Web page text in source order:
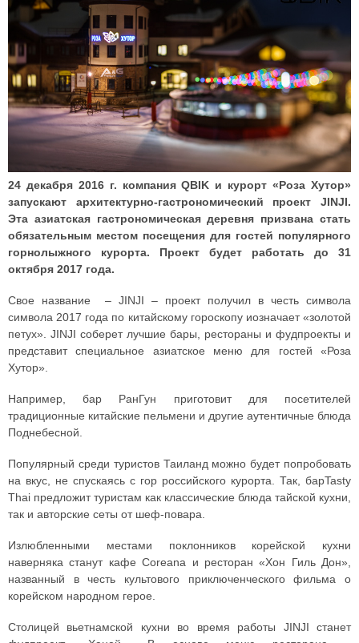
24 декабря 2016 г. компания QBIK и курорт «Роза Хутор»
запускают архитектурно-гастрономический проект JINJI.
Эта азиатская гастрономическая деревня призвана стать
обязательным местом посещения для гостей популярного
горнолыжного курорта. Проект будет работать до 31
октября 2017 года.
Свое название – JINJI – проект получил в честь символа
символа 2017 года по китайскому гороскопу иозначает «золотой
петух». JINJI соберет лучшие бары, рестораны и фудпроекты и
представит специальное азиатское меню для гостей «Роза
Хутор».
Например, бар РанГун приготовит для посетителей
традиционные китайские пельмени и другие аутентичные блюда
Поднебесной.
Популярный среди туристов Таиланд можно будет попробовать
на вкус, не спускаясь с гор российского курорта. Так, барTasty
Thai предложит туристам как классические блюда тайской кухни,
так и авторские сеты от шеф-повара.
Излюбленными местами поклонников корейской кухни
наверняка станут кафе Coreana и ресторан «Хон Гиль Дон»,
названный в честь культового приключенческого фильма о
корейском народном герое.
Столицей вьетнамской кухни во время работы JINJI станет